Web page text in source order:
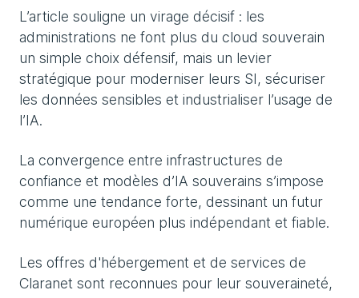
L’article souligne un virage décisif : les
administrations ne font plus du cloud souverain
un simple choix défensif, mais un levier
stratégique pour moderniser leurs SI, sécuriser
les données sensibles et industrialiser l’usage de
l’IA.
La convergence entre infrastructures de
confiance et modèles d’IA souverains s’impose
comme une tendance forte, dessinant un futur
numérique européen plus indépendant et fiable.
Les offres d'hébergement et de services de
Claranet sont reconnues pour leur souveraineté,